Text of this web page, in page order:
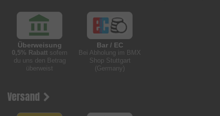
Überweisung
0,5% Rabatt sofern
du uns den Betrag
überweist
Bar / EC
Bei Abholung im BMX
Shop Stuttgart
(Germany)
Versand